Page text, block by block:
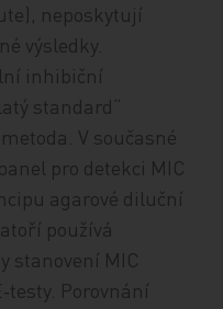
neposkytují
výsledky.
inhibiční
standard“
V současné
pro detekci MIC
agarové diluční
používá
stanovení MIC
Porovnání